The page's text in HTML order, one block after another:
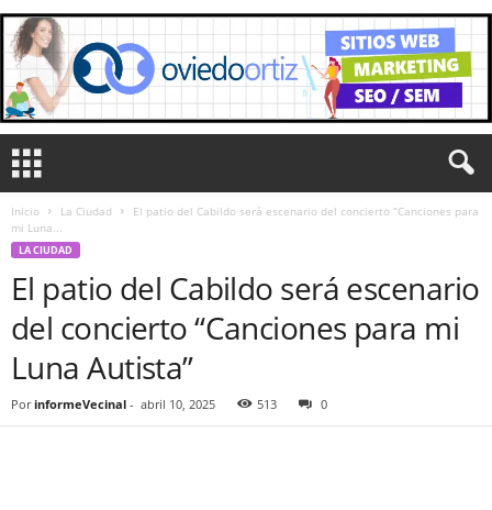
Inicio La Ciudad
El patio del Cabildo será escenario del concierto “Canciones para
mi Luna...
LA CIUDAD
El patio del Cabildo será escenario
del concierto “Canciones para mi
Luna Autista”
Por informeVecinal - abril 10, 2025 513 0